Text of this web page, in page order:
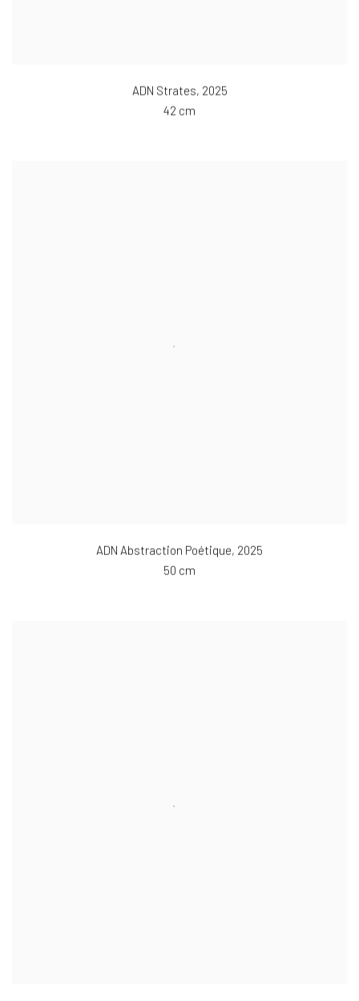
ADN Strates, 2025
42 cm
ADN Abstraction Poétique, 2025
50 cm